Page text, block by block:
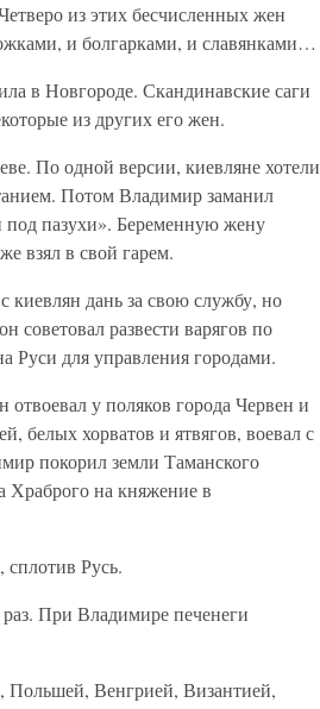
из этих бесчисленных жен
и болгарками, и славянками…
в Новгороде. Скандинавские саги
из других его жен.
По одной версии, киевляне хотели
Потом Владимир заманил
под пазухи». Беременную жену
взял в свой гарем.
киевлян дань за свою службу, но
советовал развести варягов по
Руси для управления городами.
у поляков города Червен и
белых хорватов и ятвягов, воевал с
покорил земли Таманского
Храброго на княжение в
Русь.
При Владимире печенеги
Польшей, Венгрией, Византией,